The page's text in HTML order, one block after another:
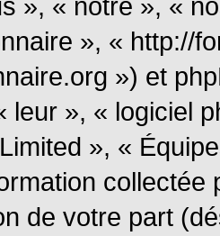
», « http://
») et
leur », « logiciel
», «
collectée
de votre part